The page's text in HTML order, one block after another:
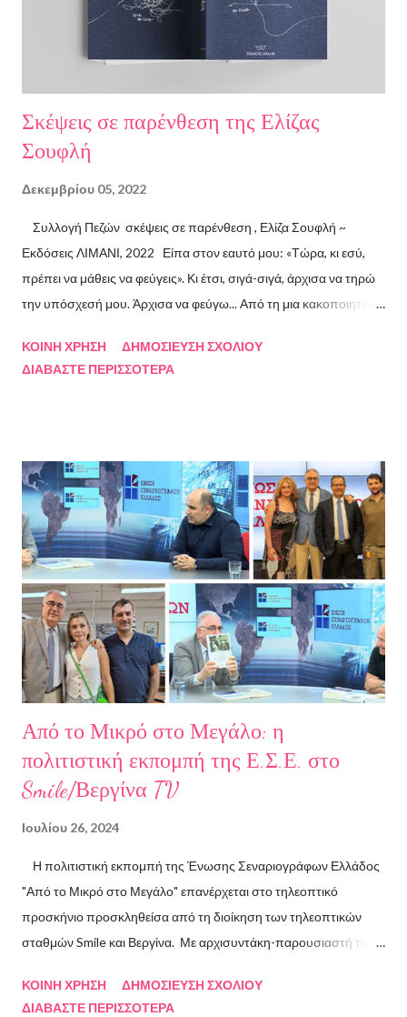
Σκέψεις σε παρένθεση της Ελίζας
Σουφλή
Δεκεμβρίου 05, 2022
Συλλογή Πεζών σκέψεις σε παρένθεση , Ελίζα Σουφλή ~
Εκδόσεις ΛΙΜΑΝΙ, 2022 Είπα στον εαυτό μου: «Τώρα, κι εσύ,
πρέπει να μάθεις να φεύγεις». Κι έτσι, σιγά-σιγά, άρχισα να τηρώ
την υπόσχεσή μου. Άρχισα να φεύγω... Από τη μια κακοποιητική
συμβάσεις ασύμβατες με το εγώ μου, από ταμπέλες που
Σχετικά με την συγγραφέα Η Ελίζα Σουφλή γεννήθηκε το 1989 και
μεγάλωσε στον Πειραιά. Αποφοίτησε από το Τμήμα Νομικής του
Αριστοτελείου Πανεπιστημίου Θεσσαλονίκης. Έχει κάνει επίσης
σπουδές στη μουσική, την ιστορία της τέχνης και τη φιλολογία
στην Ελλάδα και το εξωτερικό. Από το 2008 ασχολείται με την
πολιτιστική δημοσιογραφία και διατηρεί τον πολιτιστικό ιστότοπο
ART.harbour. Έζησε κα...
ΚΟΙΝΉ ΧΡΉΣΗ
ΔΗΜΟΣΊΕΥΣΗ ΣΧΟΛΊΟΥ
ΔΙΑΒΆΣΤΕ ΠΕΡΙΣΣΌΤΕΡΑ
Από το Μικρό στο Μεγάλο: η
πολιτιστική εκπομπή της Ε.Σ.Ε. στο
Smile/Βεργίνα TV
Ιουλίου 26, 2024
Η πολιτιστική εκπομπή της Ένωσης Σεναριογράφων Ελλάδος
"Από το Μικρό στο Μεγάλο" επανέρχεται στο τηλεοπτικό
προσκήνιο προσκληθείσα από τη διοίκηση των τηλεοπτικών
σταθμών Smile και Βεργίνα. Με αρχισυντάκη-παρουσιαστή τον
Κακαβά θα προβάλλεται από τις 3 Αυγούστου και κάθε Σάββατο
ΚΟΙΝΉ ΧΡΉΣΗ
ΔΗΜΟΣΊΕΥΣΗ ΣΧΟΛΊΟΥ
ΔΙΑΒΆΣΤΕ ΠΕΡΙΣΣΌΤΕΡΑ